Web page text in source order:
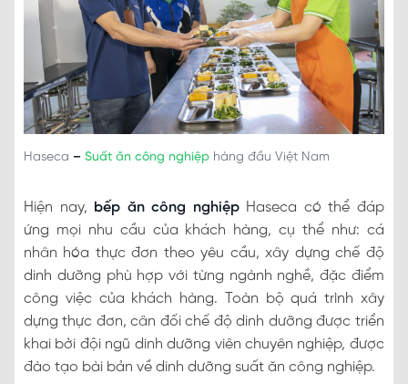
Haseca – Suất ăn công nghiệp hàng đầu Việt Nam
Hiện nay, bếp ăn công nghiệpHaseca có thể đáp
ứng mọi nhu cầu của khách hàng, cụ thể như: cá
nhân hóa thực đơn theo yêu cầu, xây dựng chế độ
dinh dưỡng phù hợp với từng ngành nghề, đặc điểm
công việc của khách hàng. Toàn bộ quá trình xây
dựng thực đơn, cân đối chế độ dinh dưỡng được triển
khai bởi đội ngũ dinh dưỡng viên chuyên nghiệp, được
đào tạo bài bản về dinh dưỡng suất ăn công nghiệp.